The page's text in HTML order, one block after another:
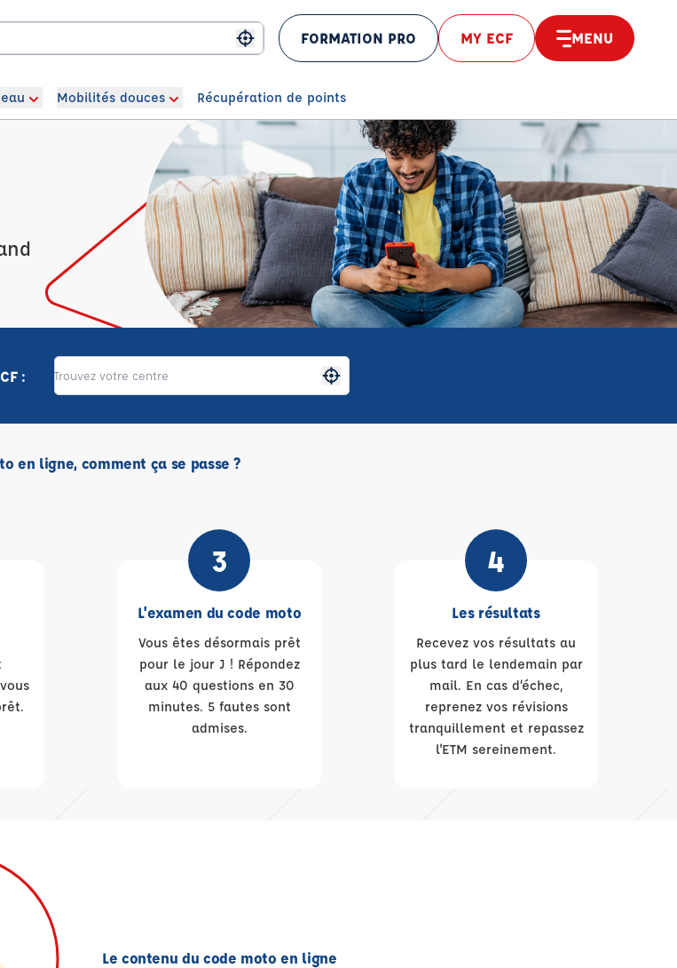
Me géolocaliser
FORMATION PRO MY ECF MENU
Mobilités douces Récupération de points
:
Me géolocaliser
en ligne, comment ça se passe ?
3
L'examen du code moto
Vous êtes désormais prêt
pour le jour J ! Répondez
aux 40 questions en 30
minutes. 5 fautes sont
admises.
4
Les résultats
Recevez vos résultats au
plus tard le lendemain par
mail. En cas d’échec,
reprenez vos révisions
tranquillement et repassez
l'ETM sereinement.
Le contenu du code moto en ligne